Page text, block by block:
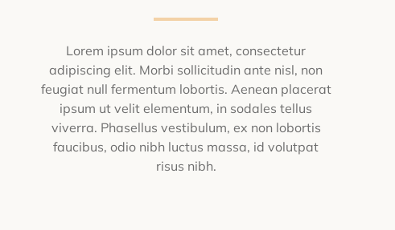
Lorem ipsum dolor sit amet, consectetur
adipiscing elit. Morbi sollicitudin ante nisl, non
feugiat null fermentum lobortis. Aenean placerat
ipsum ut velit elementum, in sodales tellus
viverra. Phasellus vestibulum, ex non lobortis
faucibus, odio nibh luctus massa, id volutpat
risus nibh.